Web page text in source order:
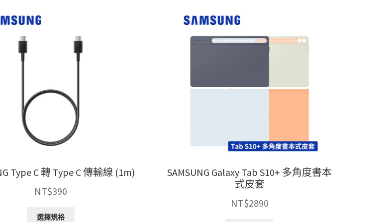
Type C 轉 Type C 傳輸線 (1m)
NT$390
選擇規格
SAMSUNG Galaxy Tab S10+ 多角度書本
式皮套
NT$2890